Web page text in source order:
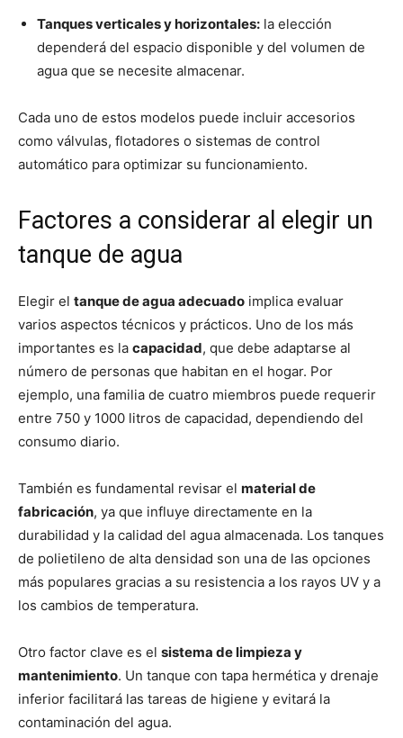
Tanques verticales y horizontales: la elección
dependerá del espacio disponible y del volumen de
agua que se necesite almacenar.
Cada uno de estos modelos puede incluir accesorios
como válvulas, flotadores o sistemas de control
automático para optimizar su funcionamiento.
Factores a considerar al elegir un
tanque de agua
Elegir el tanque de agua adecuado implica evaluar
varios aspectos técnicos y prácticos. Uno de los más
importantes es la capacidad, que debe adaptarse al
número de personas que habitan en el hogar. Por
ejemplo, una familia de cuatro miembros puede requerir
entre 750 y 1000 litros de capacidad, dependiendo del
consumo diario.
También es fundamental revisar el material de
fabricación, ya que influye directamente en la
durabilidad y la calidad del agua almacenada. Los tanques
de polietileno de alta densidad son una de las opciones
más populares gracias a su resistencia a los rayos UV y a
los cambios de temperatura.
Otro factor clave es el sistema de limpieza y
mantenimiento. Un tanque con tapa hermética y drenaje
inferior facilitará las tareas de higiene y evitará la
contaminación del agua.